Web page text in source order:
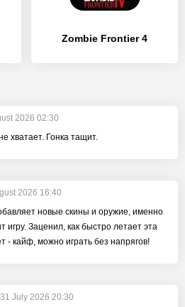
Zombie Frontier 4
2026 02:30
хватает. Гонка тащит.
2026 16:40
новые скины и оружие, именно
игру. Заценил, как быстро летает эта
- кайф, можно играть без напрягов!
31 July 2026 20:30